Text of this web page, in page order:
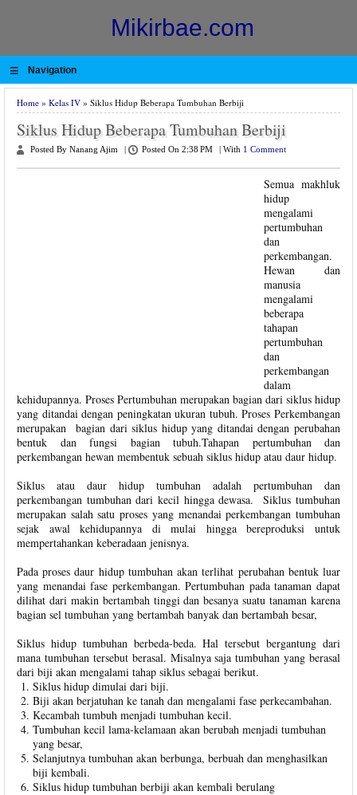
Mikirbae.com
≡ Navigation
Home » Kelas IV » Siklus Hidup Beberapa Tumbuhan Berbiji
Siklus Hidup Beberapa Tumbuhan Berbiji
Posted By Nanang Ajim Posted On 2:38 PM With 1 Comment
Semua makhluk
hidup
mengalami
pertumbuhan
dan
perkembangan.
Hewan dan
manusia
mengalami
beberapa
tahapan
pertumbuhan
dan
perkembangan
dalam
kehidupannya. Proses Pertumbuhan merupakan bagian dari siklus hidup
yang ditandai dengan peningkatan ukuran tubuh. Proses Perkembangan
merupakan bagian dari siklus hidup yang ditandai dengan perubahan
bentuk dan fungsi bagian tubuh.Tahapan pertumbuhan dan
perkembangan hewan membentuk sebuah siklus hidup atau daur hidup.
Siklus atau daur hidup tumbuhan adalah pertumbuhan dan
perkembangan tumbuhan dari kecil hingga dewasa. Siklus tumbuhan
merupakan salah satu proses yang menandai perkembangan tumbuhan
sejak awal kehidupannya di mulai hingga bereproduksi untuk
mempertahankan keberadaan jenisnya.
Pada proses daur hidup tumbuhan akan terlihat perubahan bentuk luar
yang menandai fase perkembangan. Pertumbuhan pada tanaman dapat
dilihat dari makin bertambah tinggi dan besanya suatu tanaman karena
bagian sel tumbuhan yang bertambah banyak dan bertambah besar,
Siklus hidup tumbuhan berbeda-beda. Hal tersebut bergantung dari
mana tumbuhan tersebut berasal. Misalnya saja tumbuhan yang berasal
dari biji akan mengalami tahap siklus sebagai berikut.
Siklus hidup dimulai dari biji.
Biji akan berjatuhan ke tanah dan mengalami fase perkecambahan.
Kecambah tumbuh menjadi tumbuhan kecil.
Tumbuhan kecil lama-kelamaan akan berubah menjadi tumbuhan
yang besar,
Selanjutnya tumbuhan akan berbunga, berbuah dan menghasilkan
biji kembali.
Siklus hidup tumbuhan berbiji akan kembali berulang